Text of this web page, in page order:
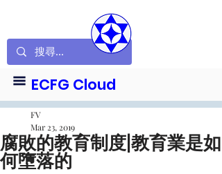
ECFG Cloud
腐敗的教育制度|教育業是如
何墮落的
FV
Mar 23, 2019